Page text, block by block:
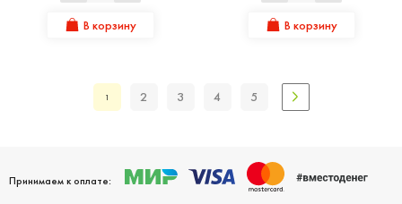
В корзину В корзину
1 2 3 4 5
Принимаем к оплате: